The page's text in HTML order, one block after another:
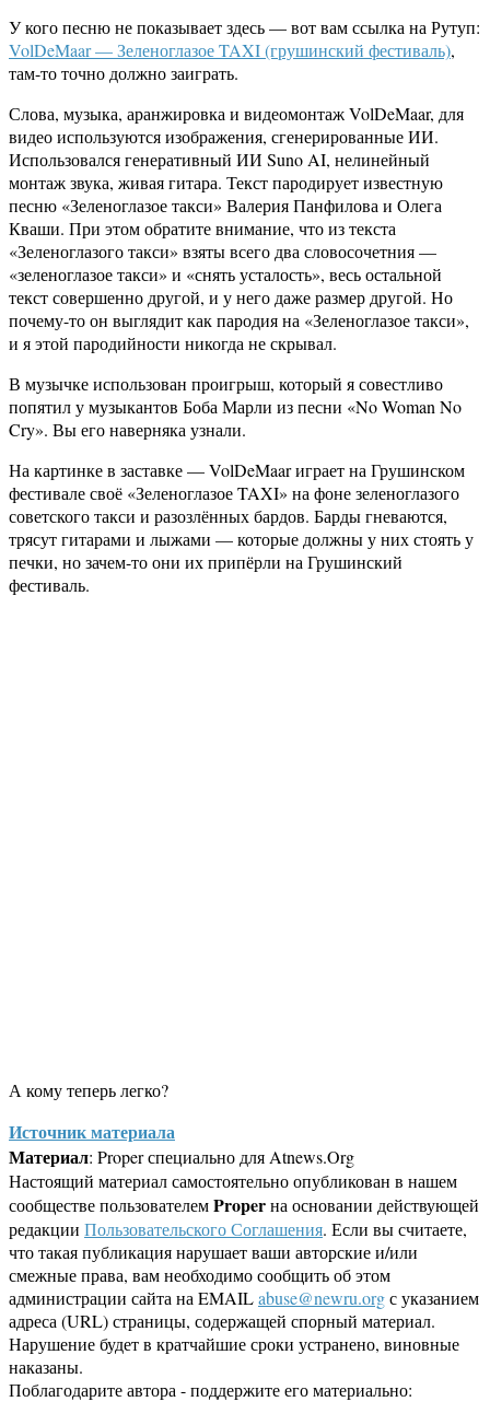
У кого песню не показывает здесь — вот вам ссылка на Рутуп:
VolDeMaar — Зеленоглазое TAXI (грушинский фестиваль),
там-то точно должно заиграть.
Слова, музыка, аранжировка и видеомонтаж VolDeMaar, для
видео используются изображения, сгенерированные ИИ.
Использовался генеративный ИИ Suno AI, нелинейный
монтаж звука, живая гитара. Текст пародирует известную
песню «Зеленоглазое такси» Валерия Панфилова и Олега
Кваши. При этом обратите внимание, что из текста
«Зеленоглазого такси» взяты всего два словосочетния —
«зеленоглазое такси» и «снять усталость», весь остальной
текст совершенно другой, и у него даже размер другой. Но
почему-то он выглядит как пародия на «Зеленоглазое такси»,
и я этой пародийности никогда не скрывал.
В музычке использован проигрыш, который я совестливо
попятил у музыкантов Боба Марли из песни «No Woman No
Cry». Вы его наверняка узнали.
На картинке в заставке — VolDeMaar играет на Грушинском
фестивале своё «Зеленоглазое TAXI» на фоне зеленоглазого
советского такси и разозлённых бардов. Барды гневаются,
трясут гитарами и лыжами — которые должны у них стоять у
печки, но зачем-то они их припёрли на Грушинский
фестиваль.
А кому теперь легко?
Источник материала
Материал: Proper специально для Atnews.Org
Настоящий материал самостоятельно опубликован в нашем
сообществе пользователемProperна основании действующей
редакции Пользовательского Соглашения. Если вы считаете,
что такая публикация нарушает ваши авторские и/или
смежные права, вам необходимо сообщить об этом
администрации сайта на EMAILabuse@newru.orgс указанием
адреса (URL) страницы, содержащей спорный материал.
Нарушение будет в кратчайшие сроки устранено, виновные
наказаны.
Поблагодарите автора - поддержите его материально: